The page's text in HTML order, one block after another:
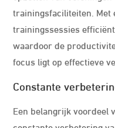
trainingsfaciliteiten. Met
trainingssessies
waardoor de
focus ligt op effectieve
Constante
Een belangrijk voordeel